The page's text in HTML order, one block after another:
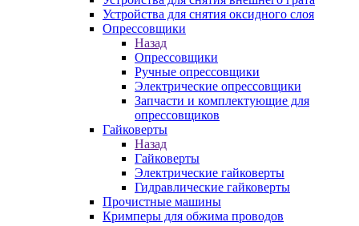
Устройства для снятия оксидного слоя
Опрессовщики
Назад
Опрессовщики
Ручные опрессовщики
Электрические опрессовщики
Запчасти и комплектующие для
опрессовщиков
Гайковерты
Назад
Гайковерты
Электрические гайковерты
Гидравлические гайковерты
Прочистные машины
Кримперы для обжима проводов